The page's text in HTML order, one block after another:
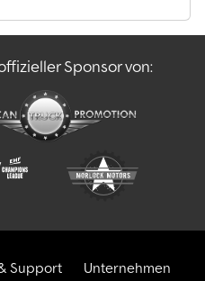
- Batterie Ausschub
Rückhaltesystem Typ
Scco Alxoa Ref:
Sponsor von:
Support Unternehmen